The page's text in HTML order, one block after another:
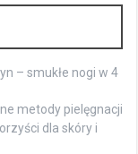
– smukłe nogi w 4
metody pielęgnacji
dla skóry i